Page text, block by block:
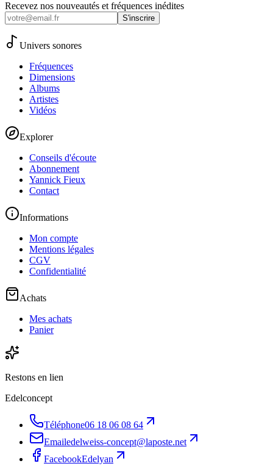
Recevez nos nouveautés et fréquences inédites
S'inscrire
Univers sonores
Fréquences
Dimensions
Albums
Artistes
Vidéos
Explorer
Conseils d'écoute
Abonnement
Yannick Fieux
Contact
Informations
Mon compte
Mentions légales
CGV
Confidentialité
Achats
Mes achats
Panier
Restons en lien
Edelconcept
Téléphone06 18 06 08 64
Emailedelweiss-concept@laposte.net
FacebookEdelyan